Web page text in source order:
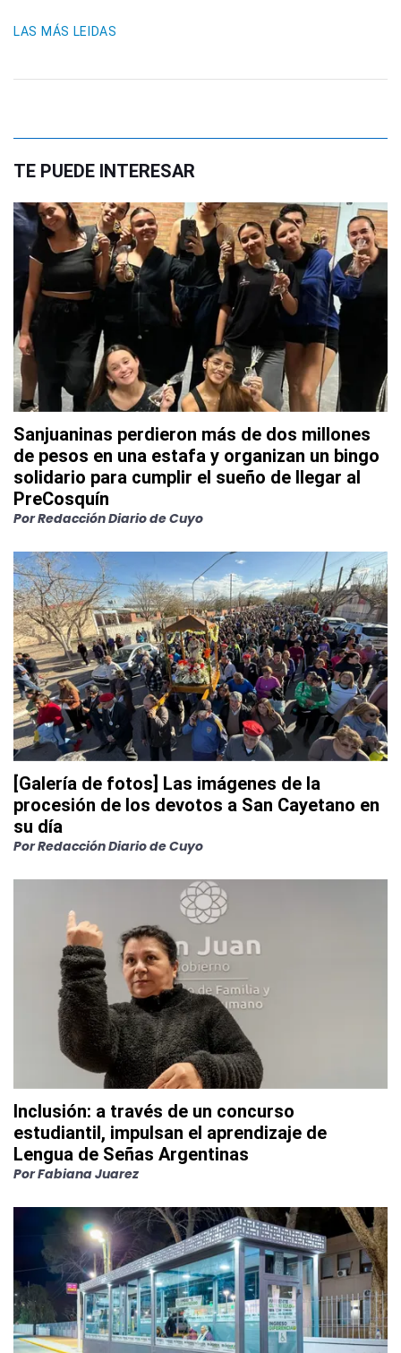
LAS MÁS LEIDAS
TE PUEDE INTERESAR
Sanjuaninas perdieron más de dos millones
de pesos en una estafa y organizan un bingo
solidario para cumplir el sueño de llegar al
PreCosquín
PorRedacción Diario de Cuyo
[Galería de fotos] Las imágenes de la
procesión de los devotos a San Cayetano en
su día
PorRedacción Diario de Cuyo
Inclusión: a través de un concurso
estudiantil, impulsan el aprendizaje de
Lengua de Señas Argentinas
PorFabiana Juarez